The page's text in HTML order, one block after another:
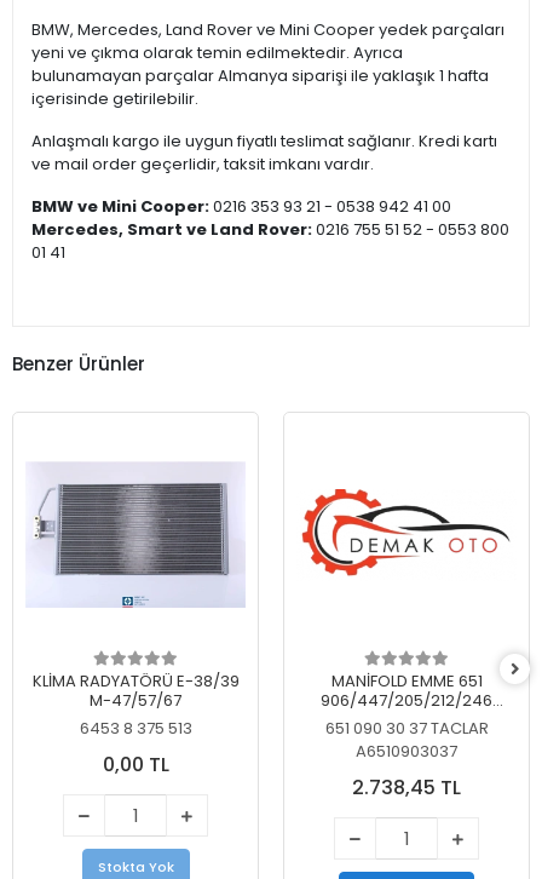
BMW, Mercedes, Land Rover ve Mini Cooper yedek parçaları
yeni ve çıkma olarak temin edilmektedir. Ayrıca
bulunamayan parçalar Almanya siparişi ile yaklaşık 1 hafta
içerisinde getirilebilir.
Anlaşmalı kargo ile uygun fiyatlı teslimat sağlanır. Kredi kartı
ve mail order geçerlidir, taksit imkanı vardır.
BMW ve Mini Cooper:0216 353 93 21 - 0538 942 41 00
Mercedes, Smart ve Land Rover:0216 755 51 52 - 0553 800
01 41
Benzer Ürünler
KLİMA RADYATÖRÜ E-38/39
M-47/57/67
6453 8 375 513
0,00 TL
Stokta Yok
MANİFOLD EMME 651
906/447/205/212/246
KELEBEKSİZ
651 090 30 37 TACLAR
A6510903037
2.738,45 TL